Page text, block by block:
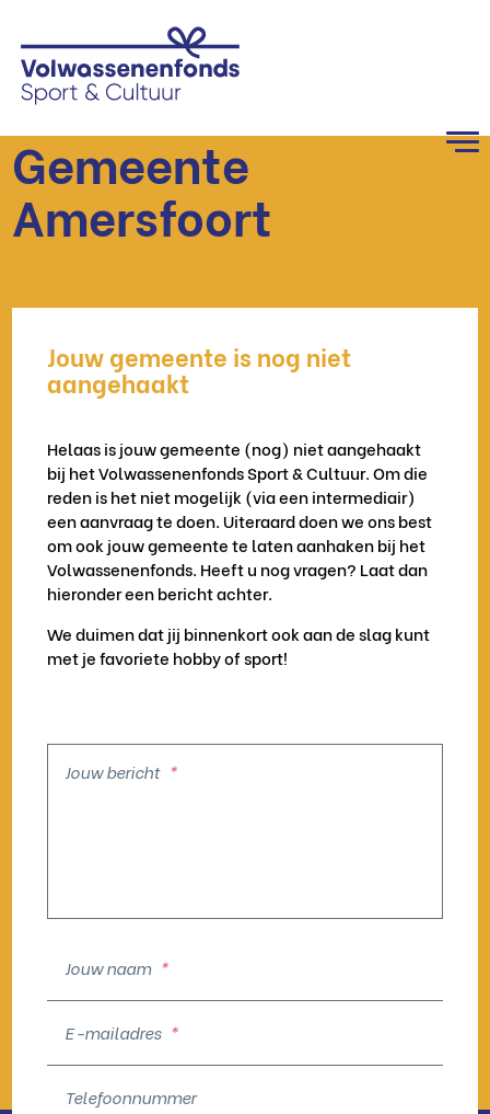
Gemeente
Amersfoort
Jouw gemeente is nog niet
aangehaakt
Helaas is jouw gemeente (nog) niet aangehaakt
bij het Volwassenenfonds Sport & Cultuur. Om die
reden is het niet mogelijk (via een intermediair)
een aanvraag te doen. Uiteraard doen we ons best
om ook jouw gemeente te laten aanhaken bij het
Volwassenenfonds. Heeft u nog vragen? Laat dan
hieronder een bericht achter.
We duimen dat jij binnenkort ook aan de slag kunt
met je favoriete hobby of sport!
Jouw bericht *
Jouw naam *
E-mailadres *
Telefoonnummer